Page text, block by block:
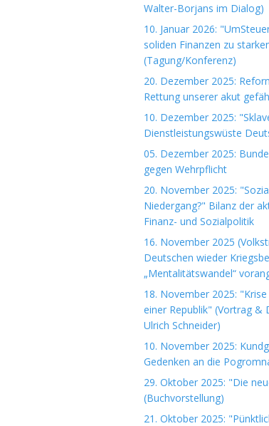
Walter-Borjans im Dialog)
10. Januar 2026:
soliden Finanzen zu
(Tagung/Konferenz)
20. Dezember 2025:
Rettung unserer akut
10. Dezember 2025:
Dienstleistungswüste
05. Dezember 2025:
gegen Wehrpflicht
20. November 2025:
Niedergang?" Bilanz der
Finanz- und Sozialpolitik
16. November 2025
Deutschen wieder
„Mentalitätswandel“
18. November 2025:
einer Republik" (Vortrag &
Ulrich Schneider)
10. November 2025:
Gedenken an die
29. Oktober 2025: "Die
(Buchvorstellung)
21. Oktober 2025: